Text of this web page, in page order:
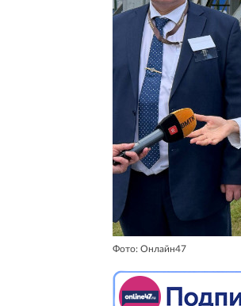
Фото: Онлайн47